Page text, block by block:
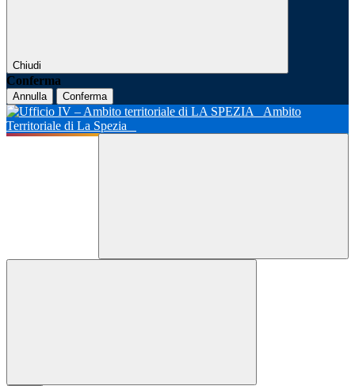
Chiudi
Conferma
Annulla Conferma
Ambito
Territoriale di La Spezia